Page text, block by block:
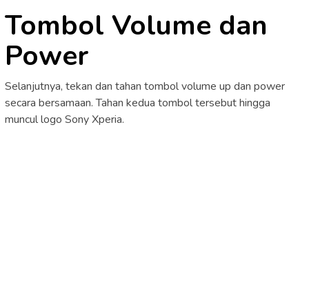
Tombol Volume dan
Power
Selanjutnya, tekan dan tahan tombol volume up dan power
secara bersamaan. Tahan kedua tombol tersebut hingga
muncul logo Sony Xperia.